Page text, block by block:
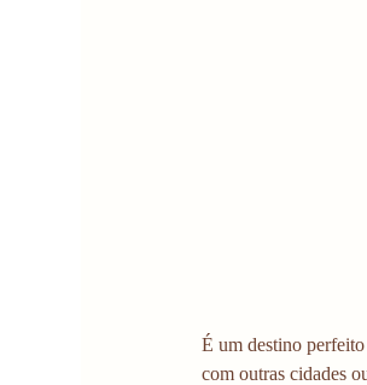
É um destino
com outras cidades